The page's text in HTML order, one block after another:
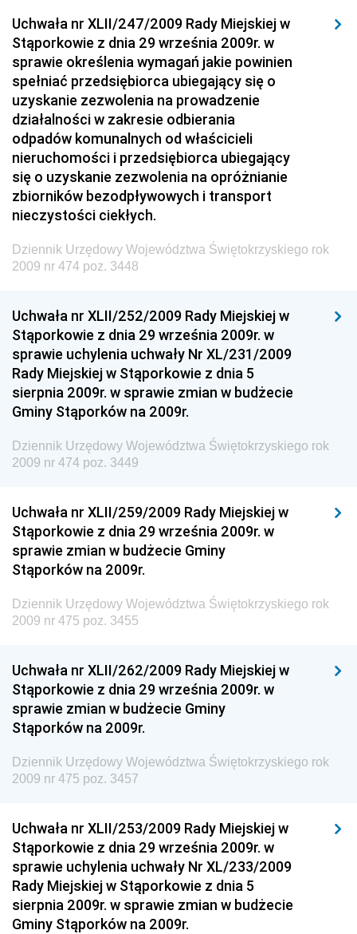
Dziennik Urzędowy Ministra Rozwoju i Finansów
Dziennik Urzędowy Wyższego Urzędu Górniczego
Dziennik Urzędowy Prezesa Urzędu Transportu
Kolejowego
Dziennik Urzędowy Ministra Przedsiębiorczości i
Technologii
Dziennik Urzędowy Ministra Inwestycji i Rozwoju
Dziennik Urzędowy Naczelnego Dyrektora Archiwów
Państwowych
Dziennik Urzędowy Ministra Finansów, Inwestycji i
Rozwoju
Dziennik Urzędowy Ministra Sportu
Dziennik Urzędowy Ministra Funduszy i Polityki
Regionalnej
Dziennik Urzędowy Ministra Aktywów Państwowych
Dziennik Urzędowy Ministra Zdrowia
Dziennik Urzędowy Ministra Środowiska i Głównego
Inspektora Ochrony Środowiska
Dziennik Urzędowy Ministerstwa Kultury, Dziedzictwa
Narodowego i Sportu
Dziennik Urzędowy Ministra Finansów, Funduszy i
Dziennik Urzędowy Ministra Rozwoju, Pracy i
Dziennik Urzędowy Ministra Kultury, Dziedzictwa
Narodowego i Sportu
Dziennik Urzędowy Ministra Rodziny i Polityki
Społecznej
Dziennik Urzędowy Komendy Głównej Straży
Granicznej
Drogowego
Dziennik Urzędowy Narodowego Banku Polskiego
Dziennik Urzędowy Komendy Głównej Policji
Dziennik Urzędowy Ministra Pracy i Polityki
Społecznej
Uchwała nr XLII/247/2009 Rady Miejskiej w
Stąporkowie z dnia 29 września 2009r. w
sprawie określenia wymagań jakie powinien
spełniać przedsiębiorca ubiegający się o
uzyskanie zezwolenia na prowadzenie
działalności w zakresie odbierania
odpadów komunalnych od właścicieli
nieruchomości i przedsiębiorca ubiegający
się o uzyskanie zezwolenia na opróżnianie
zbiorników bezodpływowych i transport
nieczystości ciekłych.
Dziennik Urzędowy Województwa Świętokrzyskiego rok
2009 nr 474 poz. 3448
Uchwała nr XLII/252/2009 Rady Miejskiej w
Stąporkowie z dnia 29 września 2009r. w
sprawie uchylenia uchwały Nr XL/231/2009
Rady Miejskiej w Stąporkowie z dnia 5
sierpnia 2009r. w sprawie zmian w budżecie
Gminy Stąporków na 2009r.
Dziennik Urzędowy Województwa Świętokrzyskiego rok
2009 nr 474 poz. 3449
Uchwała nr XLII/259/2009 Rady Miejskiej w
Stąporkowie z dnia 29 września 2009r. w
sprawie zmian w budżecie Gminy
Stąporków na 2009r.
Dziennik Urzędowy Województwa Świętokrzyskiego rok
2009 nr 475 poz. 3455
Uchwała nr XLII/262/2009 Rady Miejskiej w
Stąporkowie z dnia 29 września 2009r. w
sprawie zmian w budżecie Gminy
Stąporków na 2009r.
Dziennik Urzędowy Województwa Świętokrzyskiego rok
2009 nr 475 poz. 3457
Uchwała nr XLII/253/2009 Rady Miejskiej w
Stąporkowie z dnia 29 września 2009r. w
sprawie uchylenia uchwały Nr XL/233/2009
Rady Miejskiej w Stąporkowie z dnia 5
sierpnia 2009r. w sprawie zmian w budżecie
Gminy Stąporków na 2009r.